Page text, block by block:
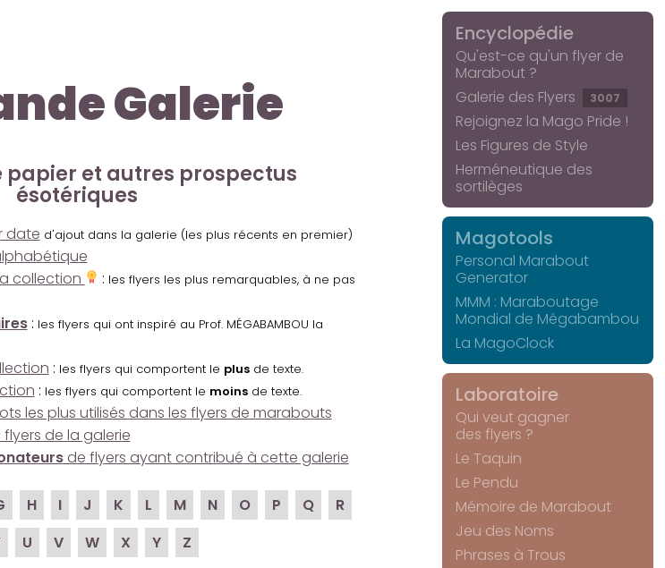
Galerie
papier et autres prospectus
ésotériques
date d'ajout dans la galerie (les plus récents en premier)
collection : les flyers les plus remarquables, à ne pas
: les flyers qui ont inspiré au Prof. MÉGABAMBOU la
: les flyers qui comportent le plusde texte.
: les flyers qui comportent le moinsde texte.
les plus utilisés dans les flyers de marabouts
de la galerie
de flyers ayant contribué à cette galerie
H I J K L M N O P Q
R
U V W X Y Z
Encyclopédie
Qu'est-ce qu'un flyer de
Marabout ?
Galerie des Flyers
3007
Rejoignez la Mago Pride !
Les Figures de Style
Herméneutique des
sortilèges
Magotools
Personal Marabout
Generator
MMM : Maraboutage
Mondial de Mégabambou
La MagoClock
Laboratoire
Qui veut gagner
des flyers ?
Le Taquin
Le Pendu
Mémoire de Marabout
Jeu des Noms
Phrases à Trous